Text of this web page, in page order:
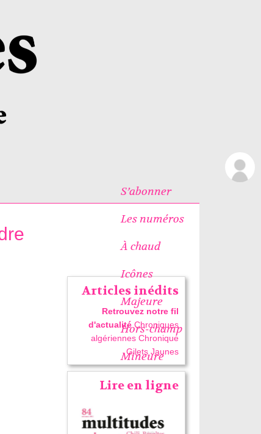
S’abonner
Les numéros
À chaud
Icônes
Majeure
Hors-champ
Mineure
Articles inédits
Retrouvez notre fil
d'actualité Chroniques
algériennes Chronique
Gilets Jaunes
Lire en ligne